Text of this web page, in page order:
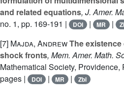
and related equations, J. Amer.
no. 1, pp. 169-191 |
DOI | MR |
[7] Majda, AndrewThe
shock fronts, Mem. Amer. Math.
Mathematical Society, Providence,
pages |
DOI | MR | Zbl